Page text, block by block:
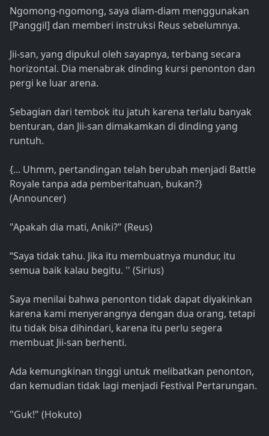
Ngomong-ngomong, saya diam-diam menggunakan
[Panggil] dan memberi instruksi Reus sebelumnya.
Jii-san, yang dipukul oleh sayapnya, terbang secara
horizontal. Dia menabrak dinding kursi penonton dan
pergi ke luar arena.
Sebagian dari tembok itu jatuh karena terlalu banyak
benturan, dan Jii-san dimakamkan di dinding yang
runtuh.
{... Uhmm, pertandingan telah berubah menjadi Battle
Royale tanpa ada pemberitahuan, bukan?}
(Announcer)
"Apakah dia mati, Aniki?" (Reus)
“Saya tidak tahu. Jika itu membuatnya mundur, itu
semua baik kalau begitu. '' (Sirius)
Saya menilai bahwa penonton tidak dapat diyakinkan
karena kami menyerangnya dengan dua orang, tetapi
itu tidak bisa dihindari, karena itu perlu segera
membuat Jii-san berhenti.
Ada kemungkinan tinggi untuk melibatkan penonton,
dan kemudian tidak lagi menjadi Festival Pertarungan.
"Guk!" (Hokuto)